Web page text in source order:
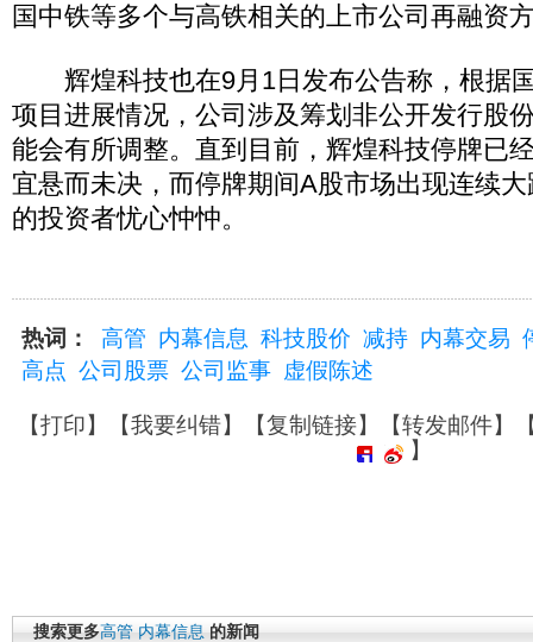
国中铁等多个与高铁相关的上市公司再融资
辉煌科技也在9月1日发布公告称，根据
项目进展情况，公司涉及筹划非公开发行股
能会有所调整。直到目前，辉煌科技停牌已
宜悬而未决，而停牌期间A股市场出现连续
的投资者忧心忡忡。
热词： 高管 内幕信息 科技股价 减持 内幕交易
高点 公司股票 公司监事 虚假陈述
【打印】【我要纠错】【复制链接】【转发邮件】
】
搜索更多高管 内幕信息 的新闻